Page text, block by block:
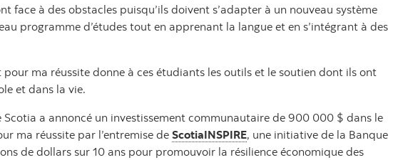
face à des obstacles puisqu’ils doivent s’adapter à un nouveau système
programme d’études tout en apprenant la langue et en s’intégrant à des
ma réussite donne à ces étudiants les outils et le soutien dont ils ont
et dans la vie.
Scotia a annoncé un investissement communautaire de 900 000 $ dans le
ma réussite par l’entremise de ScotiaINSPIRE, une initiative de la Banque
de dollars sur 10 ans pour promouvoir la résilience économique des